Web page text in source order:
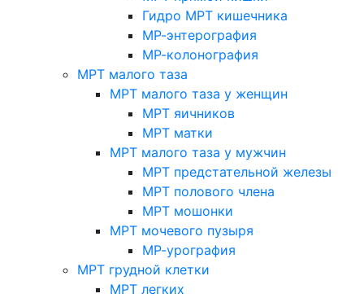
Гидро МРТ кишечника
МР-энтерография
МР-колонография
МРТ малого таза
МРТ малого таза у женщин
МРТ яичников
МРТ матки
МРТ малого таза у мужчин
МРТ предстательной железы
МРТ полового члена
МРТ мошонки
МРТ мочевого пузыря
МР-урография
МРТ грудной клетки
МРТ легких